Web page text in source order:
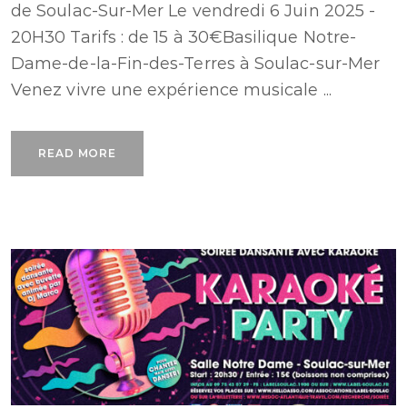
de Soulac-Sur-Mer Le vendredi 6 Juin 2025 -
20H30 Tarifs : de 15 à 30€Basilique Notre-
Dame-de-la-Fin-des-Terres à Soulac-sur-Mer
Venez vivre une expérience musicale ...
READ MORE